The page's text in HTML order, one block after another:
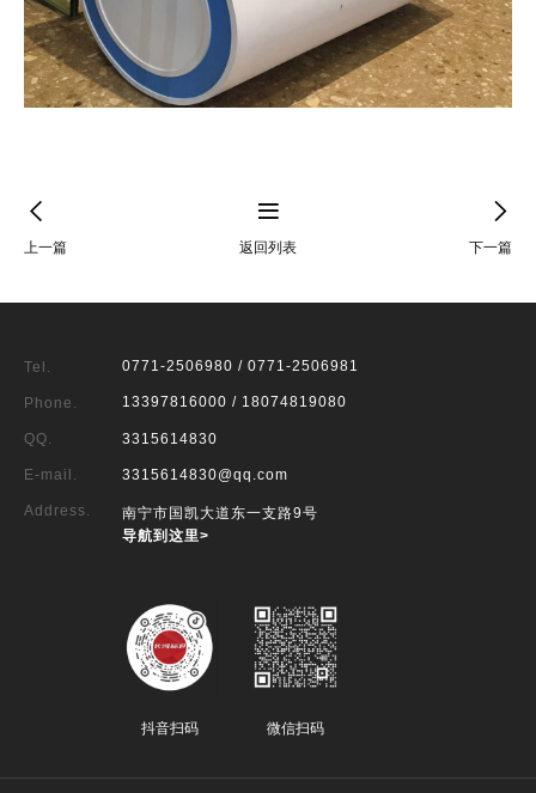
上一篇 返回列表 下一篇
Phone. 13397816000 / 18074819080
QQ. 3315614830
E-mail. 3315614830@qq.com
Address.
南宁市国凯大道东一支路9号
导航到这里>
Tel. 0771-2506980 / 0771-2506981
抖音扫码 微信扫码